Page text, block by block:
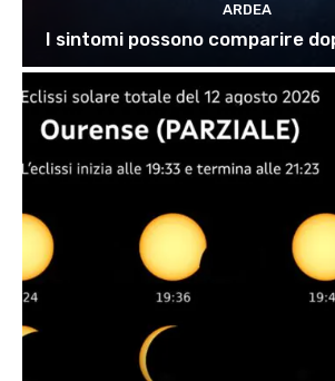
ARDEA
I sintomi possono comparire